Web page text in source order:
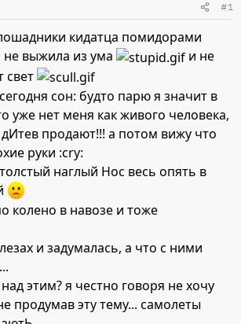
л
а
#1
кидатца помидорами
не выжила из ума
и не
свет
сон: будто парю я значит в
уже нет меня как живого человека,
продают!!! а потом вижу что
руки :cry:
наглый Нос весь опять в
колено в навозе и тоже
и задумалась, а что с ними
этим? я честно говоря не хочу
продумав эту тему... самолеты